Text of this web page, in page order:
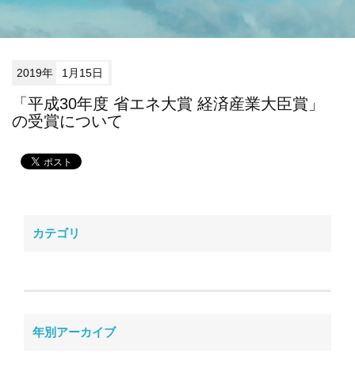
2019年 1月15日
「平成30年度 省エネ大賞 経済産業大臣賞」
の受賞について
カテゴリ
年別アーカイブ